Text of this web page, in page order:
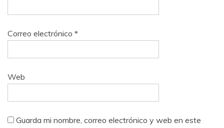
Correo electrónico *
Web
Guarda mi nombre, correo electrónico y web en este